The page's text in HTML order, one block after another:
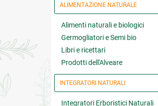
ALIMENTAZIONE NATURALE
Alimenti naturali e biologici
Germogliatori e Semi bio
Libri e ricettari
Prodotti dell'Alveare
INTEGRATORI NATURALI
Integratori Erboristici Naturali